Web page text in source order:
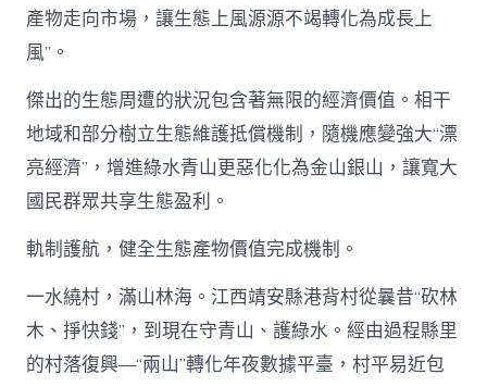
產物走向市場，讓生態上風源源不竭轉化為成長上
風”。
傑出的生態周遭的狀況包含著無限的經濟價值。相干
地域和部分樹立生態維護抵償機制，隨機應變強大“漂
亮經濟”，增進綠水青山更惡化化為金山銀山，讓寬大
國民群眾共享生態盈利。
軌制護航，健全生態產物價值完成機制。
一水繞村，滿山林海。江西靖安縣港背村從曩昔“砍林
木、掙快錢”，到現在守青山、護綠水。經由過程縣里
的村落復興—“兩山”轉化年夜數據平臺，村平易近包